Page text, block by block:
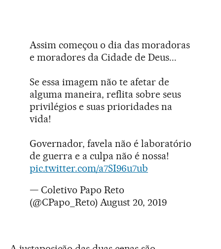
Assim começou o dia das moradoras
e moradores da Cidade de Deus...
Se essa imagem não te afetar de
alguma maneira, reflita sobre seus
privilégios e suas prioridades na
vida!
Governador, favela não é laboratório
de guerra e a culpa não é nossa!
pic.twitter.com/a7SI96u7ub
— Coletivo Papo Reto
(@CPapo_Reto) August 20, 2019